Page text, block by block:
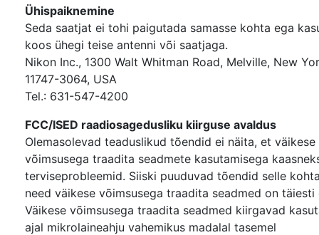
Ühispaiknemine
Seda saatjat ei tohi paigutada samasse kohta ega
koos ühegi teise antenni või saatjaga.
Nikon Inc., 1300 Walt Whitman Road, Melville, New
11747-3064, USA
Tel.: 631-547-4200
FCC/ISED raadiosagedusliku kiirguse avaldus
Olemasolevad teaduslikud tõendid ei näita, et väikese
võimsusega traadita seadmete kasutamisega
terviseprobleemid. Siiski puuduvad tõendid selle
need väikese võimsusega traadita seadmed on täiesti
Väikese võimsusega traadita seadmed kiirgavad
ajal mikrolaineahju vahemikus madalal tasemel